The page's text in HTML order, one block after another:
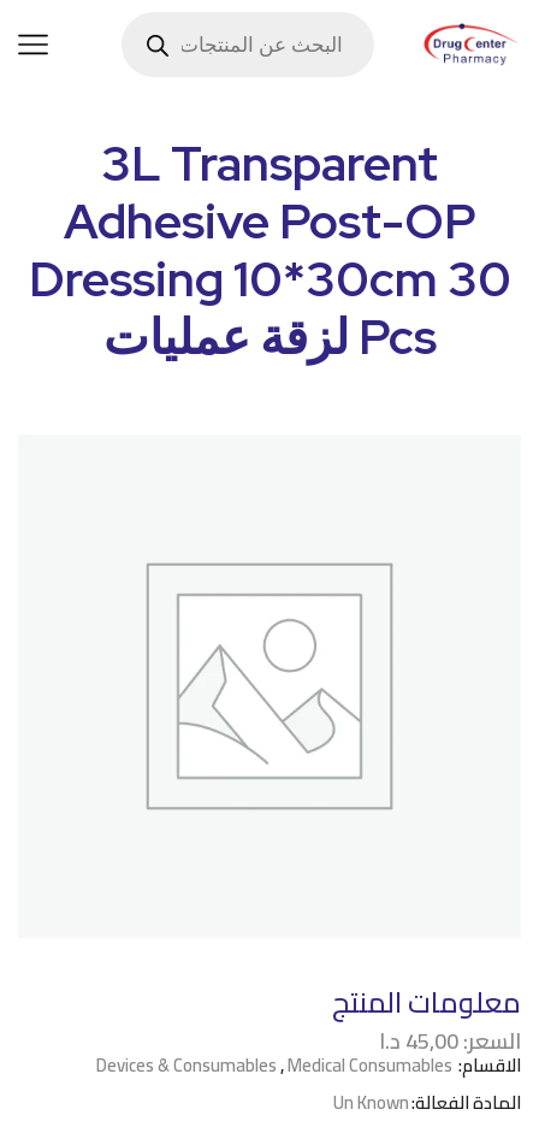
3L Transparent
Adhesive Post-OP
Dressing 10*30cm 30
Pcs لزقة عمليات
معلومات المنتج
السعر:45,00د.ا
الاقسام: Devices & Consumables,Medical Consumables
المادة الفعالة:Un Known